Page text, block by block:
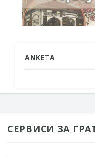
ANKETA
СЕРВИСИ ЗА